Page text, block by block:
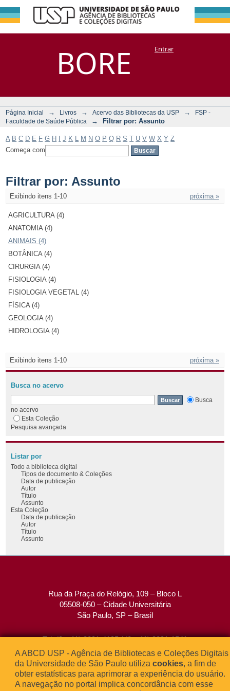
BORE
Filtrar por:
Assunto
DSpace/Manakin + CoriscoEntrar
Página Inicial → Livros → Acervo das Bibliotecas da USP →
FSP -
Faculdade de Saúde Pública
→ Filtrar por: Assunto
A B C D E F G H J K M N O P Q R S T U V W X Y Z
Começa com
Filtrar por: Assunto
Exibindo itens 1-10 próxima »
AGRICULTURA (4)
ANATOMIA (4)
ANIMAIS (4)
BOTÂNICA (4)
CIRURGIA (4)
FISIOLOGIA (4)
FISIOLOGIA VEGETAL (4)
FÍSICA (4)
GEOLOGIA (4)
HIDROLOGIA (4)
Exibindo itens 1-10 próxima »
Busca no acervo
Busca
no acervo
Esta Coleção
Pesquisa avançada
Listar por
Todo a biblioteca digital
Tipos de documento & Coleções
Data de publicação
Autor
Título
Assunto
Esta Coleção
Data de publicação
Autor
Título
Assunto
Rua da Praça do Relógio, 109 – Bloco L
05508-050 – Cidade Universitária
São Paulo, SP – Brasil
Tel: (0xx11) 3091-4195 / (0xx11) 3091-1541
Fax: (0xx11) 3091-1567
E-mail:atendimento@abcd.usp.br
A ABCD USP - Agência de Bibliotecas e Coleções Digitais
da Universidade de São Paulo utiliza cookies, a fim de
obter estatísticas para aprimorar a experiência do usuário.
A navegação no portal implica concordância com esse